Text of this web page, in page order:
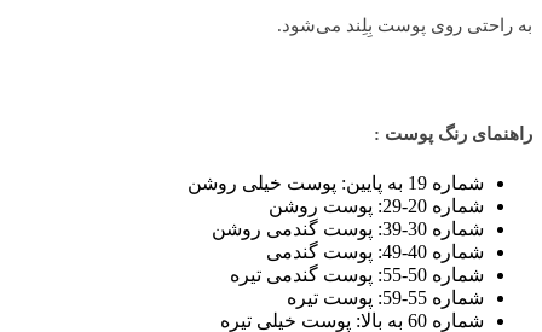
به راحتی روی پوست بِلِند می‌شود.
راهنمای رنگ پوست :
شماره 19 به پایین: پوست خیلی روشن
شماره 20-29: پوست روشن
شماره 30-39: پوست گندمی روشن
شماره 40-49: پوست گندمی
شماره 50-55: پوست گندمی تیره
شماره 55-59: پوست تیره
شماره 60 به بالا: پوست خیلی تیره